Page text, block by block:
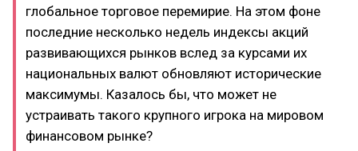
глобальное торговое перемирие. На этом фоне
последние несколько недель индексы акций
развивающихся рынков вслед за курсами их
национальных валют обновляют исторические
максимумы. Казалось бы, что может не
устраивать такого крупного игрока на мировом
финансовом рынке?